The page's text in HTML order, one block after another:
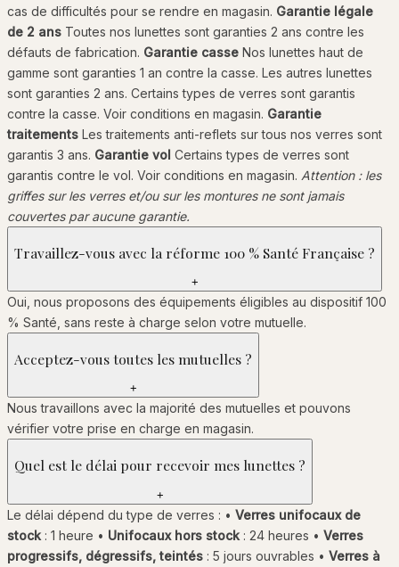
cas de difficultés pour se rendre en magasin. Garantie légale
de 2 ans Toutes nos lunettes sont garanties 2 ans contre les
défauts de fabrication. Garantie casse Nos lunettes haut de
gamme sont garanties 1 an contre la casse. Les autres lunettes
sont garanties 2 ans. Certains types de verres sont garantis
contre la casse. Voir conditions en magasin. Garantie
traitements Les traitements anti-reflets sur tous nos verres sont
garantis 3 ans. Garantie vol Certains types de verres sont
garantis contre le vol. Voir conditions en magasin. Attention : les
griffes sur les verres et/ou sur les montures ne sont jamais
couvertes par aucune garantie.
Travaillez-vous avec la réforme 100 % Santé Française ?
+
Oui, nous proposons des équipements éligibles au dispositif 100
% Santé, sans reste à charge selon votre mutuelle.
Acceptez-vous toutes les mutuelles ?
+
Nous travaillons avec la majorité des mutuelles et pouvons
vérifier votre prise en charge en magasin.
Quel est le délai pour recevoir mes lunettes ?
+
Le délai dépend du type de verres : • Verres unifocaux de
stock : 1 heure • Unifocaux hors stock : 24 heures • Verres
progressifs, dégressifs, teintés : 5 jours ouvrables • Verres à